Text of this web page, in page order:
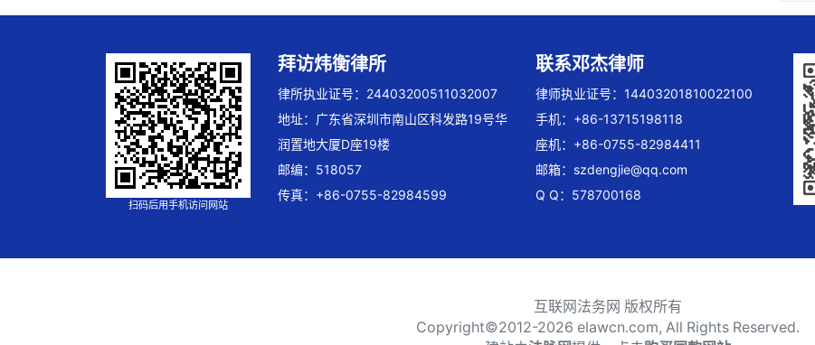
扫码后用手机访问网站
拜访炜衡律所
律所执业证号：24403200511032007
地址：广东省深圳市南山区科发路19号华
润置地大厦D座19楼
邮编：518057
传真：+86-0755-82984599
联系邓杰律师
律师执业证号：14403201810022100
手机：+86-13715198118
座机：+86-0755-82984411
邮箱： szdengjie@qq.com
Q Q：578700168
互联网法务网 版权所有
Copyright©2012-2026 elawcn.com, All Rights Reserved.